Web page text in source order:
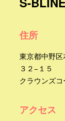
住所
東京都中野区
３２−１５
クラウンズ
アクセス